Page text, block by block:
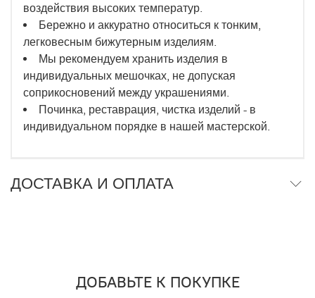
воздействия высоких температур.
Бережно и аккуратно относиться к тонким,
легковесным бижутерным изделиям.
Мы рекомендуем хранить изделия в
индивидуальных мешочках, не допуская
соприкосновений между украшениями.
Починка, реставрация, чистка изделий - в
индивидуальном порядке в нашей мастерской.
ДОСТАВКА И ОПЛАТА
ДОБАВЬТЕ К ПОКУПКЕ